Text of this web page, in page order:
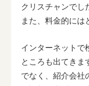
クリスチャンでし
また、料金的には
インターネットで
ところも出てきま
でなく、紹介会社